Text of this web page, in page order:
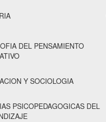
DEL PENSAMIENTO
Y SOCIOLOGIA
PSICOPEDAGOGICAS DEL